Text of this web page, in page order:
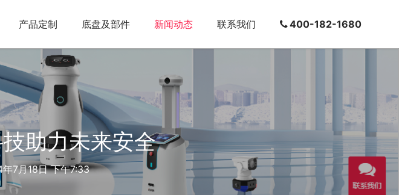
产品定制 底盘及部件 新闻动态 联系我们 400-182-1680
助力未来安全
7月18日 下午7:33